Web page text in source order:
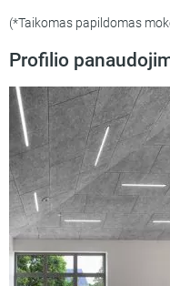
(*Taikomas papildomas
Profilio